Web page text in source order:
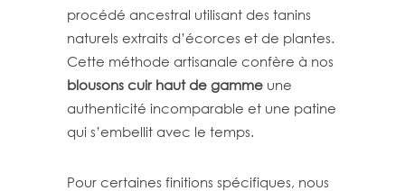
procédé ancestral utilisant des tanins
naturels extraits d’écorces et de plantes.
Cette méthode artisanale confère à nos
blousons cuir haut de gamme une
authenticité incomparable et une patine
qui s’embellit avec le temps.
Pour certaines finitions spécifiques, nous